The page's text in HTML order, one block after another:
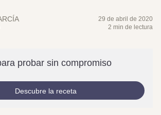
29 de abril de 2020
2 min de lectura
probar sin compromiso
Descubre la receta